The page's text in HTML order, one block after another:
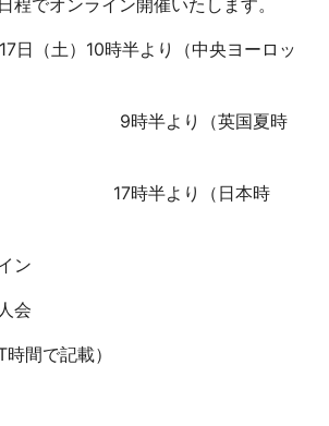
程でオンライン開催いたします。
日（土）10時半より（中央ヨーロッ
り（英国夏時
り（日本時
ン
会
間で記載）